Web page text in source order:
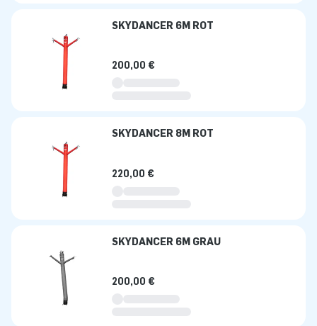
SKYDANCER 6M ROT
200,00 €
SKYDANCER 8M ROT
220,00 €
SKYDANCER 6M GRAU
200,00 €